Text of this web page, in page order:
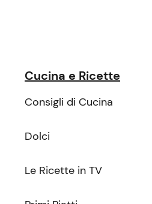
Cucina e Ricette
Consigli di Cucina
Dolci
Le Ricette in TV